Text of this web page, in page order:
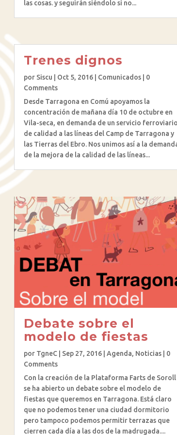
las cosas. y seguirán siéndolo si no...
Trenes dignos
por Siscu Oct 5, 2016| Comunicados| 0
Comments
Desde Tarragona en Comú apoyamos la
concentración de mañana día 10 de octubre en
Vila-seca, en demanda de un servicio
de calidad a las líneas del Camp de Tarragona y
las Tierras del Ebro. Nos unimos así a la
de la mejora de la calidad de las líneas...
Debate sobre el
modelo de fiestas
por TgneC| Sep 27, 2016| Agenda, Noticias| 0
Comments
Con la creación de la Plataforma Farts de Soroll
se ha abierto un debate sobre el modelo de
fiestas que queremos en Tarragona. Está claro
que no podemos tener una ciudad dormitorio
pero tampoco podemos permitir terrazas que
cierren cada día a las dos de la madrugada....